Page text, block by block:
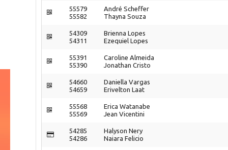
55579
55582
André Scheffer
Thayna Souza
54309
54311
Brienna Lopes
Ezequiel Lopes
55391
55390
Caroline Almeida
Jonathan Cristo
54660
54659
Daniella Vargas
Erivelton Laat
55568
55569
Erica Watanabe
Jean Vicentini
54285
54286
Halyson Nery
Naiara Felicio